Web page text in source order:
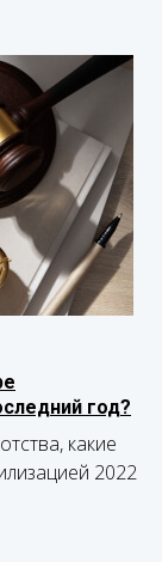
год?
какие
2022